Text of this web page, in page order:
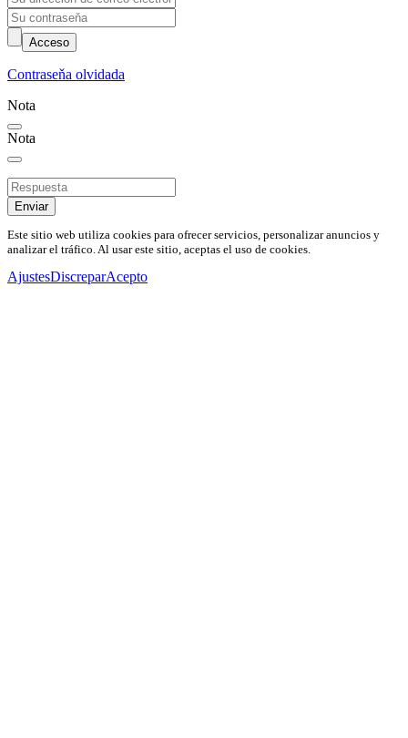
Acceso
Contraseňa olvidada
Nota
Nota
Enviar
Este sitio web utiliza cookies para ofrecer servicios, personalizar anuncios y
analizar el tráfico. Al usar este sitio, aceptas el uso de cookies.
AjustesDiscreparAcepto